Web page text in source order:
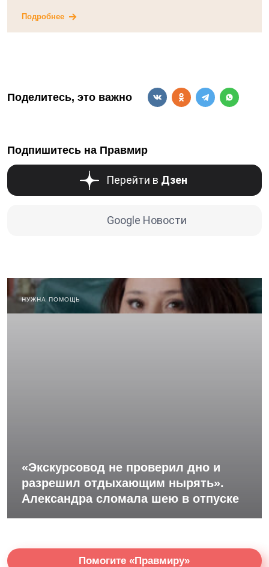
Подробнее
Поделитесь, это важно
Подпишитесь на Правмир
Перейти в Дзен
Google Новости
НУЖНА ПОМОЩЬ
«Экскурсовод не проверил дно и
разрешил отдыхающим нырять».
Александра сломала шею в отпуске
Помогите «Правмиру»